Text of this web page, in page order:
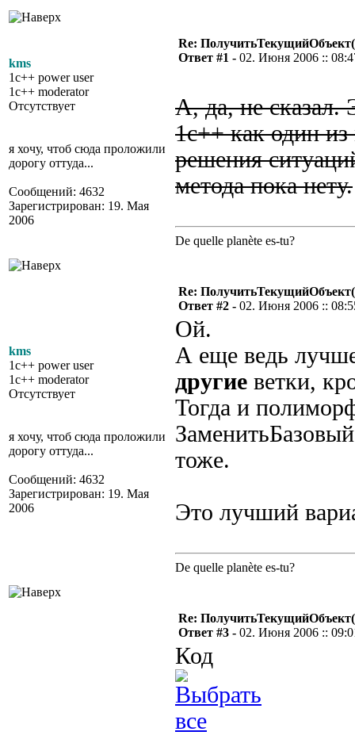
kms
1c++ power user
1c++ moderator
Отсутствует
я хочу, чтоб сюда проложили
дорогу оттуда...
Сообщений: 4632
Зарегистрирован: 19. Мая
2006
Re:
Ответ #1 - 02. Июня 2006 ::
А, да, не сказал.
1с++ как один
решения
метода пока нету.
De quelle planète es-tu?
kms
1c++ power user
1c++ moderator
Отсутствует
я хочу, чтоб сюда проложили
дорогу оттуда...
Сообщений: 4632
Зарегистрирован: 19. Мая
2006
Re:
Ответ #2 - 02. Июня 2006 ::
Ой.
А еще ведь
другие ветки,
Тогда и
тоже.
Это лучший
De quelle planète es-tu?
Re:
Ответ #3 - 02. Июня 2006 ::
Код